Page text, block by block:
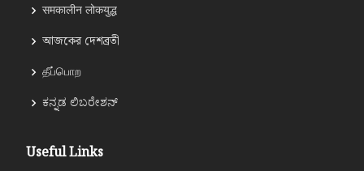
समकालीन लोकयुद्ध
আজকের দেশব্রতী
தீப்பொற
ಕನ್ನಡ ಲಿಬರೇಶನ್
Useful Links